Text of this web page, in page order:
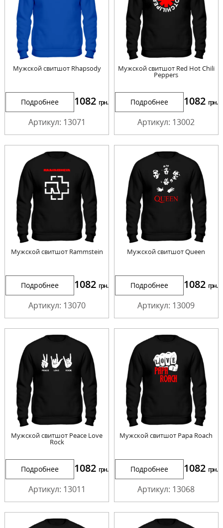
Мужской свитшот Rhapsody
Подробнее 1082 грн.
Артикул: 13071
Мужской свитшот Red Hot Chili
Peppers
Подробнее 1082 грн.
Артикул: 13002
Мужской свитшот Rammstein
Подробнее 1082 грн.
Артикул: 13070
Мужской свитшот Queen
Подробнее 1082 грн.
Артикул: 13009
Мужской свитшот Peace Love
Rock
Подробнее 1082 грн.
Артикул: 13011
Мужской свитшот Papa Roach
Подробнее 1082 грн.
Артикул: 13068